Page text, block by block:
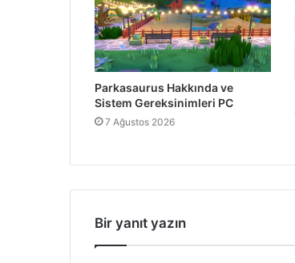
Parkasaurus Hakkında ve
Sistem Gereksinimleri PC
7 Ağustos 2026
Bir yanıt yazın